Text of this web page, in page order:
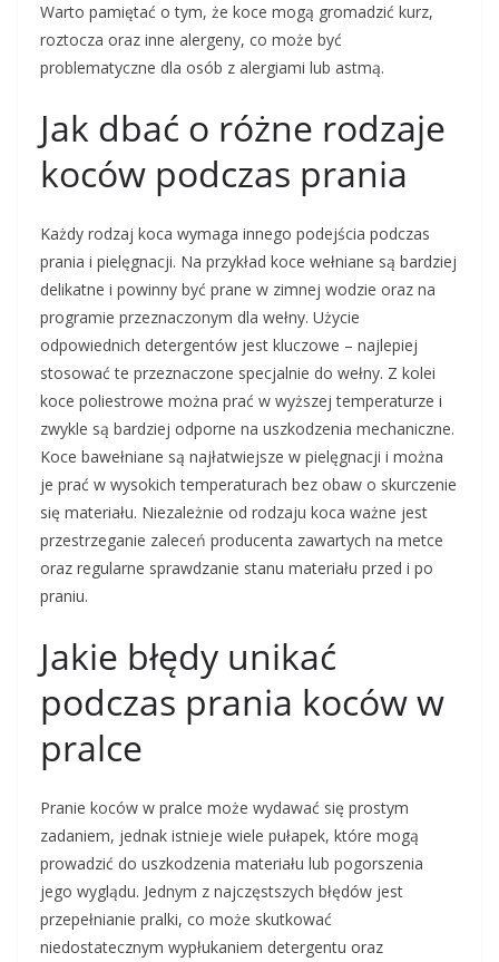
Warto pamiętać o tym, że koce mogą gromadzić kurz,
roztocza oraz inne alergeny, co może być
problematyczne dla osób z alergiami lub astmą.
Jak dbać o różne rodzaje
koców podczas prania
Każdy rodzaj koca wymaga innego podejścia podczas
prania i pielęgnacji. Na przykład koce wełniane są bardziej
delikatne i powinny być prane w zimnej wodzie oraz na
programie przeznaczonym dla wełny. Użycie
odpowiednich detergentów jest kluczowe – najlepiej
stosować te przeznaczone specjalnie do wełny. Z kolei
koce poliestrowe można prać w wyższej temperaturze i
zwykle są bardziej odporne na uszkodzenia mechaniczne.
Koce bawełniane są najłatwiejsze w pielęgnacji i można
je prać w wysokich temperaturach bez obaw o skurczenie
się materiału. Niezależnie od rodzaju koca ważne jest
przestrzeganie zaleceń producenta zawartych na metce
oraz regularne sprawdzanie stanu materiału przed i po
praniu.
Jakie błędy unikać
podczas prania koców w
pralce
Pranie koców w pralce może wydawać się prostym
zadaniem, jednak istnieje wiele pułapek, które mogą
prowadzić do uszkodzenia materiału lub pogorszenia
jego wyglądu. Jednym z najczęstszych błędów jest
przepełnianie pralki, co może skutkować
niedostatecznym wypłukaniem detergentu oraz